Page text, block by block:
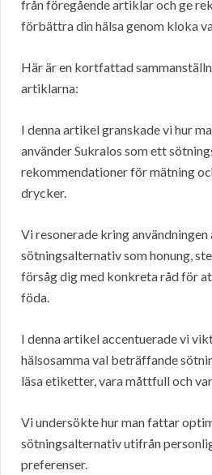
från föregående artiklar och ge
förbättra din hälsa genom kloka
Här är en kortfattad
artiklarna:
I denna artikel granskade vi hur
använder Sukralos som ett
rekommendationer för mätning
drycker.
Vi resonerade kring
sötningsalternativ som honung,
försåg dig med konkreta råd för
föda.
I denna artikel accentuerade vi
hälsosamma val beträffande
läsa etiketter, vara måttfull och
Vi undersökte hur man fattar
sötningsalternativ utifrån
preferenser.